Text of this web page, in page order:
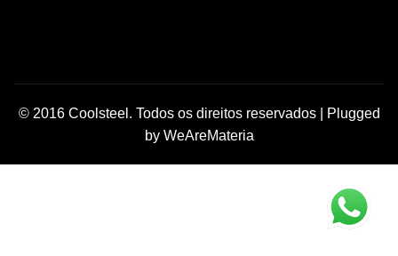
© 2016 Coolsteel. Todos os direitos reservados | Plugged
by WeAreMateria